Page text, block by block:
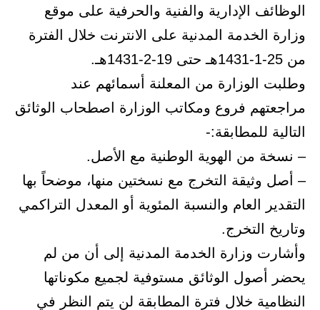
الوظائف الإدارية والفنية والحرفية على موقع
وزارة الخدمة المدنية على الانترنت خلال الفترة
من 25-1-1431هـ حتى 19-2-1431هـ.
وطلبت الوزارة من المعلنة أسمائهم عند
مراجعتهم فروع ومكاتب الوزارة اصطحاب الوثائق
التالية للمطابقة:-
– نسخة من الهوية الوطنية مع الأصل.
– أصل وثيقة التخرج مع نسختين منها، موضحاً بها
التقدير العام والنسبة المئوية أو المعدل التراكمي
وتاريخ التخرج.
وأشارت وزارة الخدمة المدنية إلى أن من لم
يحضر أصول الوثائق مستوفية لجميع مكوناتها
النظامية خلال فترة المطابقة لن يتم النظر في